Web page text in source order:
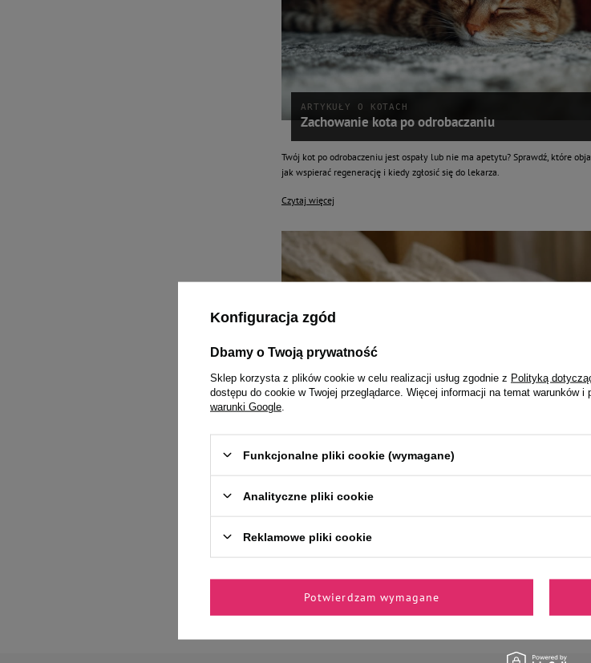
ARTYKUŁY O KOTACH
Zachowanie kota po odrobaczaniu
Twój kot po odrobaczeniu jest ospały lub nie ma apetytu? Sprawdź, które
jak wspierać regenerację i kiedy zgłosić się do lekarza.
Czytaj więcej
Mitologiczne imiona dla kota - poznaj najciekawsze
Twój kot ma w sobie coś boskiego. Poznaj imiona z mitologii egipskiej,
Czytaj więcej
Konfiguracja zgód
Dbamy o Twoją prywatność
Sklep korzysta z plików cookie w celu realizacji usług zgodnie z Polityką
dostępu do cookie w Twojej przeglądarce. Więcej informacji na temat warunków
warunki Google
Funkcjonalne pliki cookie (wymagane)
Analityczne pliki cookie
Reklamowe pliki cookie
Potwierdzam wymagane